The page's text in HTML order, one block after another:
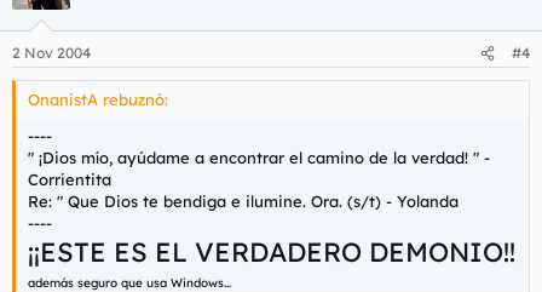
2 Nov 2004 #4
OnanistA rebuznó:
----
" ¡Dios mío, ayúdame a encontrar el camino de la verdad! " -
Corrientita
Re: " Que Dios te bendiga e ilumine. Ora. (s/t) - Yolanda
----
¡¡ESTE ES EL VERDADERO DEMONIO!!
además seguro que usa Windows...